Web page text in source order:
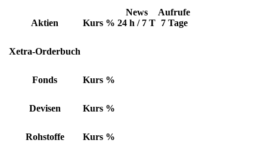
Aktien Kurs %
News
24 h / 7 T
Aufrufe
7 Tage
Xetra-Orderbuch
Fonds Kurs %
Devisen Kurs %
Rohstoffe Kurs %